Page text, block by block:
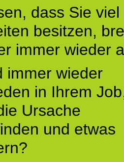
dass Sie
besitzen,
immer wieder
immer wieder
in Ihrem
Ursache
und etwas